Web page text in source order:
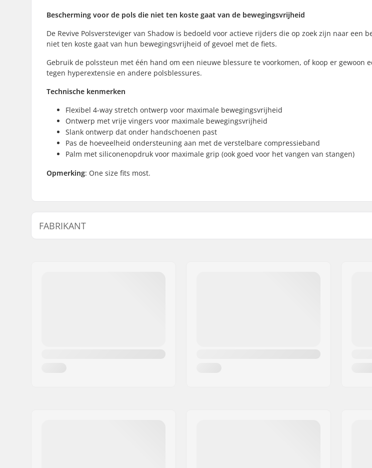
Bescherming voor de pols die niet ten koste gaat van de bewegingsvrijheid
De Revive Polsversteviger van Shadow is bedoeld voor actieve rijders die op zoek zijn naar een
niet ten koste gaat van hun bewegingsvrijheid of gevoel met de fiets.
Gebruik de polssteun met één hand om een nieuwe blessure te voorkomen, of koop er gewoon
tegen hyperextensie en andere polsblessures.
Technische kenmerken
Flexibel 4-way stretch ontwerp voor maximale bewegingsvrijheid
Ontwerp met vrije vingers voor maximale bewegingsvrijheid
Slank ontwerp dat onder handschoenen past
Pas de hoeveelheid ondersteuning aan met de verstelbare compressieband
Palm met siliconenopdruk voor maximale grip (ook goed voor het vangen van stangen)
Opmerking: One size fits most.
FABRIKANT